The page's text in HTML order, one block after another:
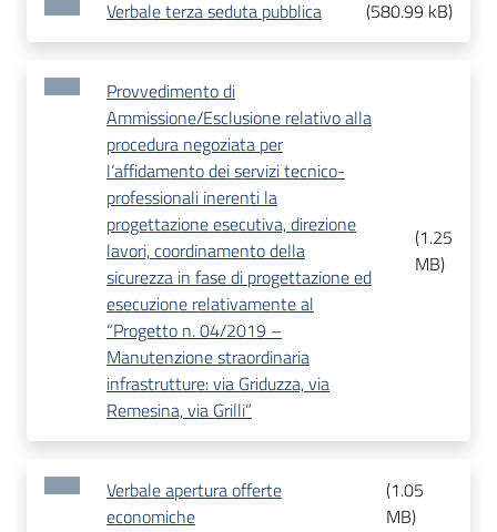
Verbale terza seduta pubblica (580.99 kB)
Provvedimento di
Ammissione/Esclusione relativo alla
procedura negoziata per
l’affidamento dei servizi tecnico-
professionali inerenti la
progettazione esecutiva, direzione
lavori, coordinamento della
sicurezza in fase di progettazione ed
esecuzione relativamente al
“Progetto n. 04/2019 –
Manutenzione straordinaria
infrastrutture: via Griduzza, via
Remesina, via Grilli”
(1.25
MB)
Verbale apertura offerte
economiche
(1.05
MB)